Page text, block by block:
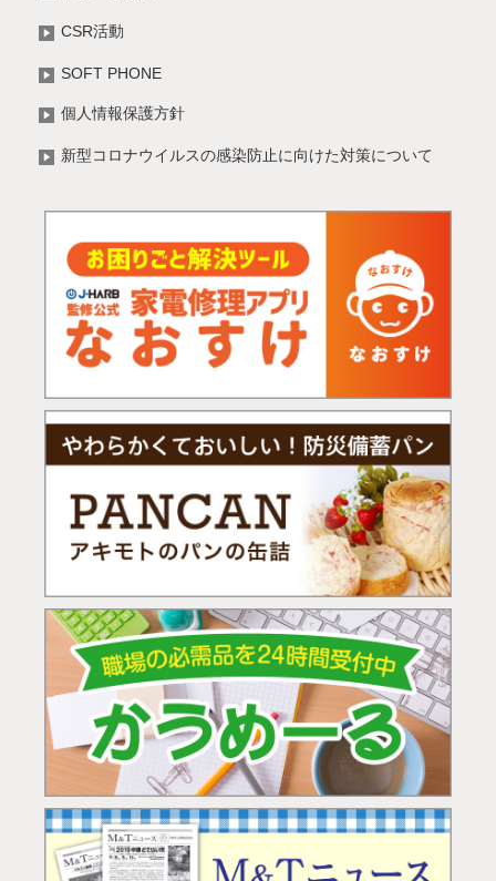
CSR活動
SOFT PHONE
個人情報保護方針
新型コロナウイルスの感染防止に向けた対策について